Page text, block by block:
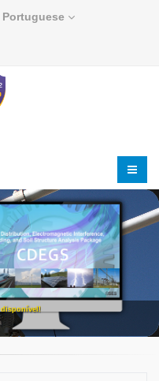
Portuguese
disponível!